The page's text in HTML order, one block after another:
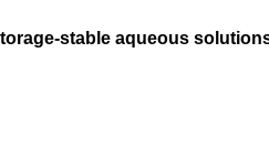
stable aqueous